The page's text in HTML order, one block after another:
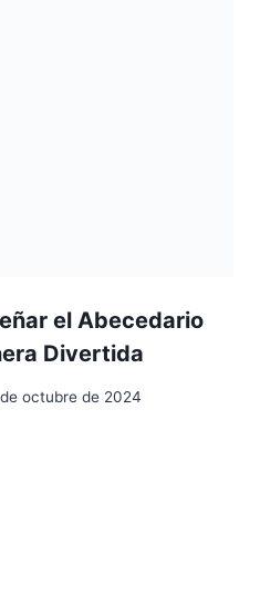
el Abecedario
Divertida
octubre de 2024